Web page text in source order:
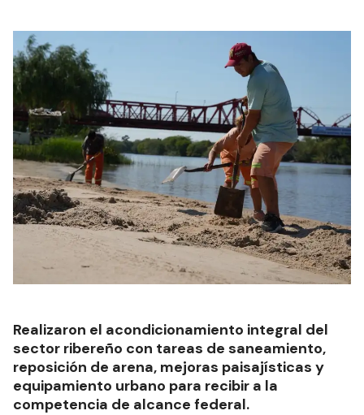
Realizaron el acondicionamiento integral del
sector ribereño con tareas de saneamiento,
reposición de arena, mejoras paisajísticas y
equipamiento urbano para recibir a la
competencia de alcance federal.